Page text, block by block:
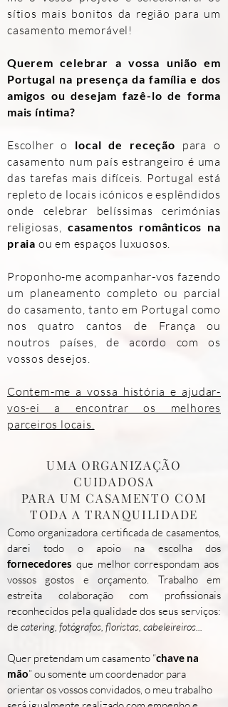
sítios mais bonitos da região para um
casamento memorável!
Querem celebrar a vossa união em
Portugal na presença da família e dos
amigos ou desejam fazê-lo de forma
mais íntima?
Escolher o local de receção para o
casamento num país estrangeiro é uma
das tarefas mais difíceis. Portugal está
repleto de locais icónicos e esplêndidos
onde celebrar belíssimas cerimónias
religiosas, casamentos românticos na
praia ou em espaços luxuosos.
Proponho-me acompanhar-vos fazendo
um planeamento completo ou parcial
do casamento, tanto em Portugal como
nos quatro cantos de França ou
noutros países, de acordo com os
vossos desejos.
Contem-me a vossa história e ajudar-
vos-ei a encontrar os melhores
parceiros locais.
Como organizadora certificada de casamentos,
darei todo o apoio na escolha dos
fornecedores que melhor correspondam aos
vossos gostos e orçamento. Trabalho em
estreita colaboração com profissionais
reconhecidos pela qualidade dos seus serviços:
de catering, fotógrafos, floristas, cabeleireiros...
Quer pretendam um casamento “chave na
mão” ou somente um coordenador para
orientar os vossos convidados, o meu trabalho
UMA ORGANIZAÇÃO
CUIDADOSA
PARA UM CASAMENTO COM
TODA A TRANQUILIDADE